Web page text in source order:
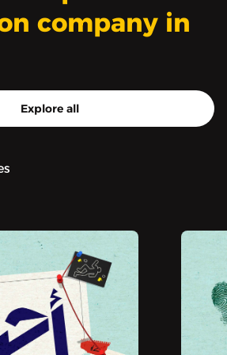
company in
Explore all